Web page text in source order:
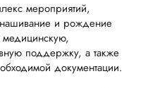
мероприятий,
и рождение
поддержку, а также
документации.